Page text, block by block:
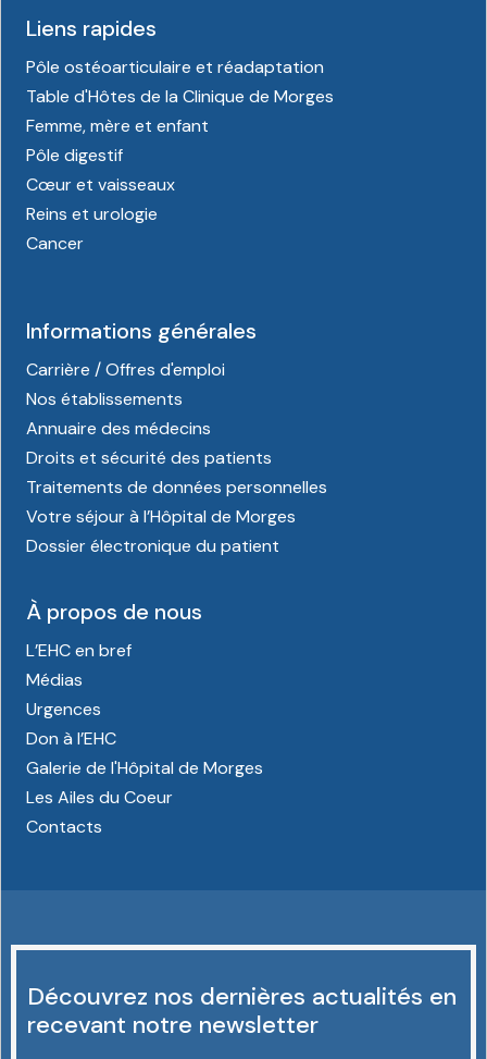
Liens rapides
Pôle ostéoarticulaire et réadaptation
Table d'Hôtes de la Clinique de Morges
Femme, mère et enfant
Pôle digestif
Cœur et vaisseaux
Reins et urologie
Cancer
Informations générales
Carrière / Offres d'emploi
Nos établissements
Annuaire des médecins
Droits et sécurité des patients
Traitements de données personnelles
Votre séjour à l’Hôpital de Morges
Dossier électronique du patient
À propos de nous
L’EHC en bref
Médias
Urgences
Don à l’EHC
Galerie de l'Hôpital de Morges
Les Ailes du Coeur
Contacts
Découvrez nos dernières actualités en
recevant notre newsletter